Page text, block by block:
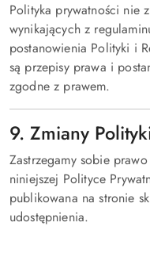
Polityka prywatności nie
wynikających z
postanowienia Polityki i
są przepisy prawa i
zgodne z prawem.
9. Zmiany
Zastrzegamy sobie
niniejszej Polityce
publikowana na stronie
udostępnienia.